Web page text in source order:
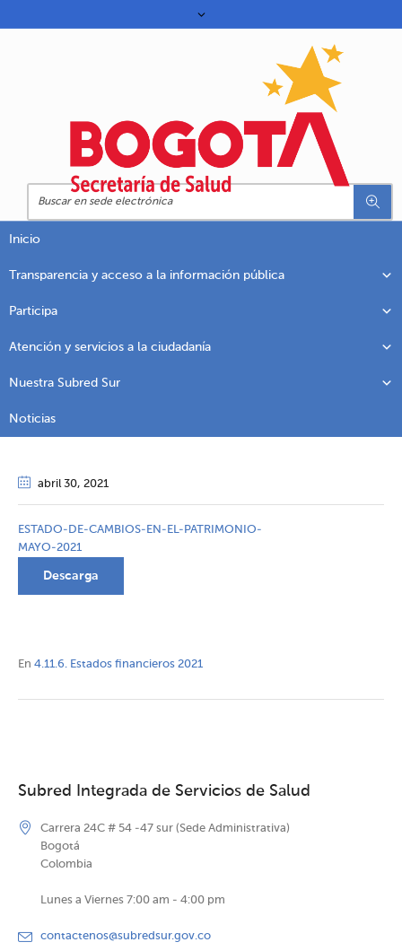
Inicio
Transparencia y acceso a la información pública
Participa
Atención y servicios a la ciudadanía
Nuestra Subred Sur
Noticias
abril 30, 2021
ESTADO-DE-CAMBIOS-EN-EL-PATRIMONIO-
MAYO-2021
Descarga
En 4.11.6. Estados financieros 2021
Subred Integrada de Servicios de Salud
Carrera 24C # 54 -47 sur (Sede Administrativa)
Bogotá
Colombia
Lunes a Viernes 7:00 am - 4:00 pm
contactenos@subredsur.gov.co